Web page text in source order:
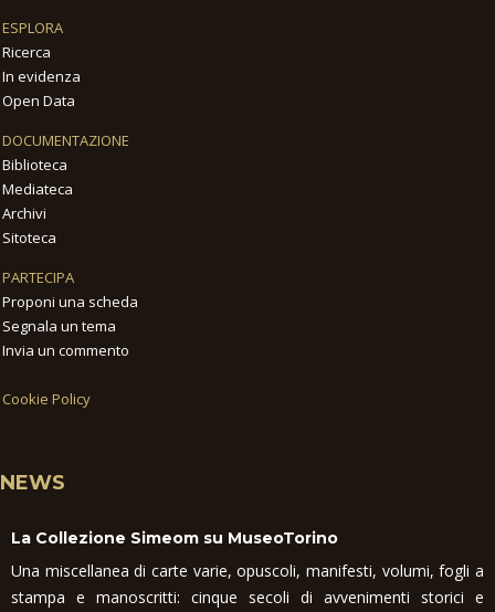
ESPLORA
Ricerca
In evidenza
Open Data
DOCUMENTAZIONE
Biblioteca
Mediateca
Archivi
Sitoteca
PARTECIPA
Proponi una scheda
Segnala un tema
Invia un commento
Cookie Policy
NEWS
La Collezione Simeom su MuseoTorino
Una miscellanea di carte varie, opuscoli, manifesti, volumi, fogli a
stampa e manoscritti: cinque secoli di avvenimenti storici e